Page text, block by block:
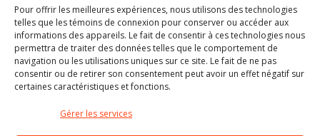
Pour offrir les meilleures expériences, nous utilisons des technologies
telles que les témoins de connexion pour conserver ou accéder aux
informations des appareils. Le fait de consentir à ces technologies nous
permettra de traiter des données telles que le comportement de
navigation ou les utilisations uniques sur ce site. Le fait de ne pas
consentir ou de retirer son consentement peut avoir un effet négatif sur
certaines caractéristiques et fonctions.
Gérer les services
facebook